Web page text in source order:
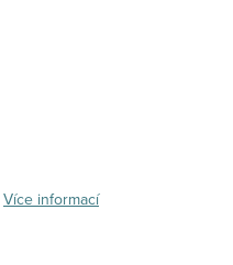
Více informací